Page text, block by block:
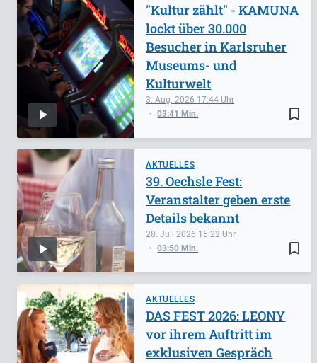
bookmark_border
3. Aug. 2026 17:44
03:41 Min.
"Kultur zählt" - KAMUNA
lockt über 30.000
Besucher in Karlsruher
Museums- und
Kulturwelt
AKTUELLES
bookmark_border
28. Juli 2026 15:22
03:50 Min.
39. Oechsle Fest:
Veranstalter geben erste
Details bekannt
AKTUELLES
DAS FEST 2026: LEONY
vor ihrem Auftritt im
exklusiven Gespräch